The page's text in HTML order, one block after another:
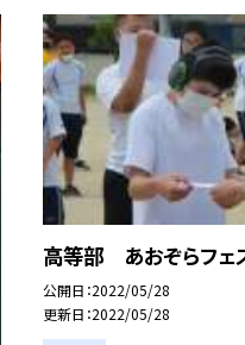
高等部 あおぞらフェ
公開日 2022/05/28
更新日 2022/05/28